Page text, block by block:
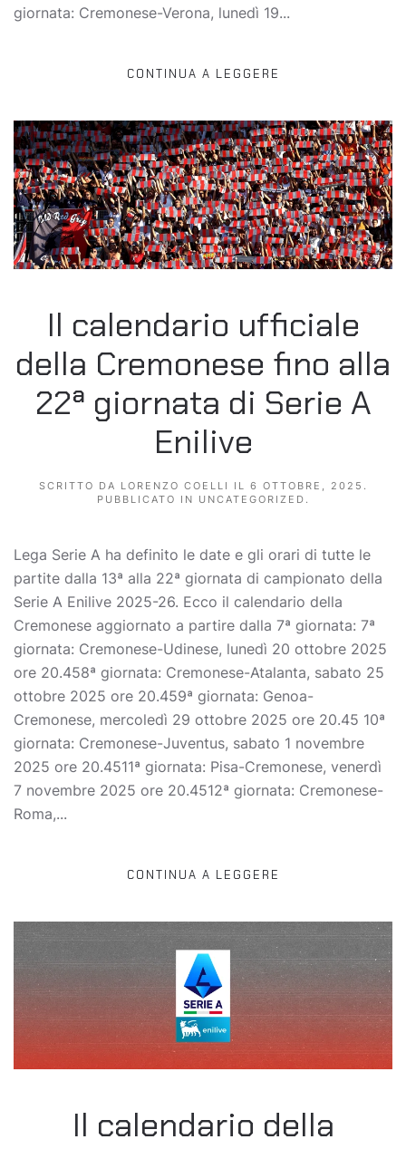
giornata: Cremonese-Verona, lunedì 19...
CONTINUA A LEGGERE
Il calendario ufficiale
della Cremonese fino alla
22ª giornata di Serie A
Enilive
SCRITTO DA LORENZO COELLI IL 6 OTTOBRE, 2025 .
PUBBLICATO IN UNCATEGORIZED .
Lega Serie A ha definito le date e gli orari di tutte le
partite dalla 13ª alla 22ª giornata di campionato della
Serie A Enilive 2025-26. Ecco il calendario della
Cremonese aggiornato a partire dalla 7ª giornata: 7ª
giornata: Cremonese-Udinese, lunedì 20 ottobre 2025
ore 20.458ª giornata: Cremonese-Atalanta, sabato 25
ottobre 2025 ore 20.459ª giornata: Genoa-
Cremonese, mercoledì 29 ottobre 2025 ore 20.45 10ª
giornata: Cremonese-Juventus, sabato 1 novembre
2025 ore 20.4511ª giornata: Pisa-Cremonese, venerdì
7 novembre 2025 ore 20.4512ª giornata: Cremonese-
Roma,...
CONTINUA A LEGGERE
Il calendario della